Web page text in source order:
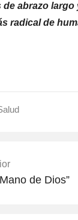
abrazo largo
radical de
de Dios”